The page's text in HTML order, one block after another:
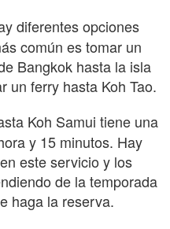
diferentes opciones
común es tomar un
Bangkok hasta la isla
un ferry hasta Koh Tao.
Koh Samui tiene una
y 15 minutos. Hay
este servicio y los
de la temporada
haga la reserva.